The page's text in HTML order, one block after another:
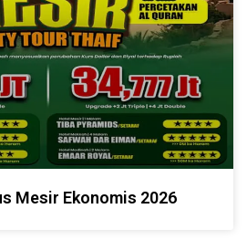
Mesir Ekonomis 2026